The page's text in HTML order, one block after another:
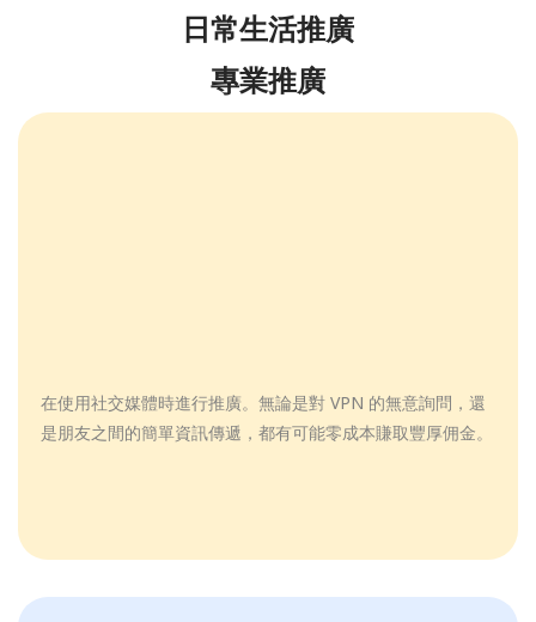
日常生活推廣
專業推廣
在使用社交媒體時進行推廣。無論是對 VPN 的無意詢問，還
是朋友之間的簡單資訊傳遞，都有可能零成本賺取豐厚佣金。